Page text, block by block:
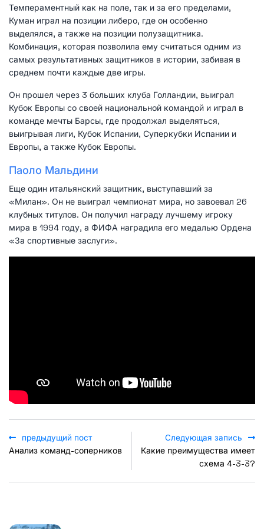
Темпераментный как на поле, так и за его пределами,
Куман играл на позиции либеро, где он особенно
выделялся, а также на позиции полузащитника.
Комбинация, которая позволила ему считаться одним из
самых результативных защитников в истории, забивая в
среднем почти каждые две игры.
Он прошел через 3 больших клуба Голландии, выиграл
Кубок Европы со своей национальной командой и играл в
команде мечты Барсы, где продолжал выделяться,
выигрывая лиги, Кубок Испании, Суперкубки Испании и
Европы, а также Кубок Европы.
Паоло Мальдини
Еще один итальянский защитник, выступавший за
«Милан». Он не выиграл чемпионат мира, но завоевал 26
клубных титулов. Он получил награду лучшему игроку
мира в 1994 году, а ФИФА наградила его медалью Ордена
«За спортивные заслуги».
предыдущий пост
Анализ команд-соперников
Следующая запись
Какие преимущества имеет
схема 4-3-3?